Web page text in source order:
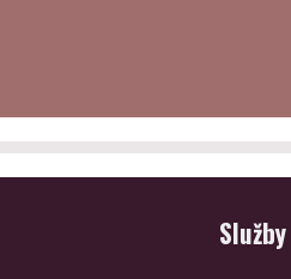
Služby